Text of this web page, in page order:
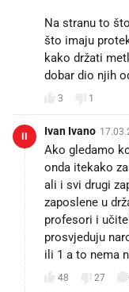
Na stranu to
što imaju
kako držati
dobar dio njih
3 1
II Ivan Ivano
Ako gledamo
onda itekako
ali i svi drugi
zaposlene u
profesori i
prosvjeduju
ili 1 a to nema
48 27